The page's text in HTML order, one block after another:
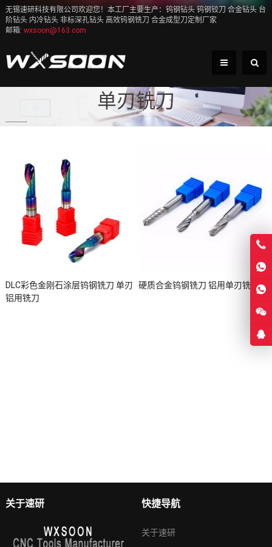
无锡速研科技有限公司欢迎您！本工厂主要生产：钨钢钻头 钨钢铰刀 合金钻头 台
阶钻头 内冷钻头 非标深孔钻头 高效钨钢铣刀 合金成型刀定制厂家
邮箱: wxsoon@163.com
单刃铣刀
DLC彩色金刚石涂层钨钢铣刀 单刃
铝用铣刀
硬质合金钨钢铣刀 铝用单刃铣刀
关于速研 快捷导航
关于速研